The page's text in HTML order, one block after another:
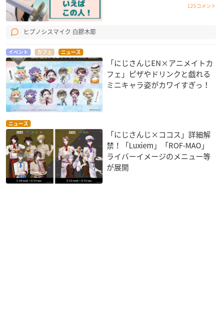
125コメント
ヒプノシスマイク 白膠木簓
イベント カフェ ニュース
「にじさんじEN×アニメイトカ
フェ」ピザやドリンクと戯れる
ミニキャラ姿がカワイすぎっ！
ニュース
「にじさんじ×ココス」詳細解
禁！「Luxiem」「ROF-MAO」
ライバーイメージのメニュー等
が展開